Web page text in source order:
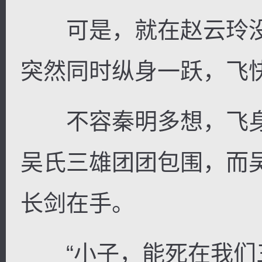
可是，就在赵云玲
突然同时纵身一跃，飞
不容秦明多想，飞
吴氏三雄团团包围，而
长剑在手。
“小子，能死在我们